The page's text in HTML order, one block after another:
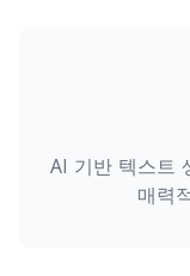
AI 기반 텍스트
매력